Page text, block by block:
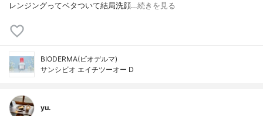
レンジングってベタついて結局洗顔…続きを見る
BIODERMA(ビオデルマ)
サンシビオ エイチツーオー D
yu.